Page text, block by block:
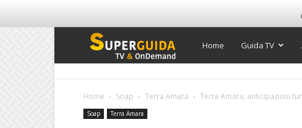
Super
Home Guida TV
Home Soap Terra Amara Terra Amara, anticipazioni
Soap Terra Amara